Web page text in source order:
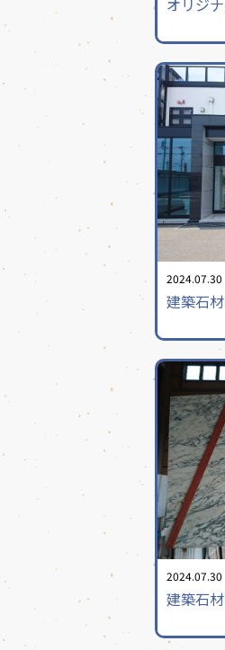
2024.07.30
建築石
2024.07.30
建築石